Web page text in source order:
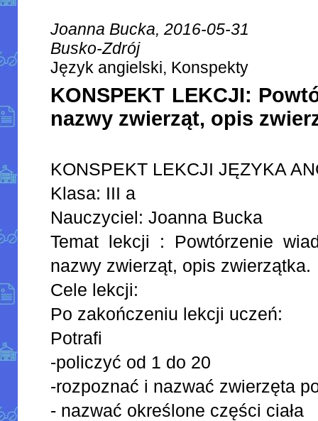
Joanna Bucka, 2016-05-31
Busko-Zdrój
Język angielski, Konspekty
KONSPEKT LEKCJI:
nazwy zwierząt, opis
KONSPEKT LEKCJI JĘZYKA
Klasa: III a
Nauczyciel: Joanna Bucka
Temat lekcji : Powtórzenie
nazwy zwierząt, opis zwierzątka.
Cele lekcji:
Po zakończeniu lekcji uczeń:
Potrafi
-policzyć od 1 do 20
-rozpoznać i nazwać zwierzęta
- nazwać określone części ciała